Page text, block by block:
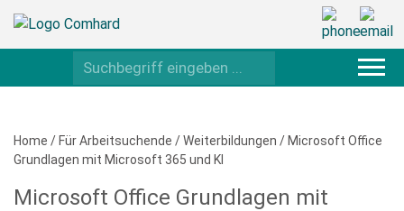
Home / Für Arbeitsuchende /Weiterbildungen / Microsoft Office
Grundlagen mit Microsoft 365 und KI
Microsoft Office Grundlagen mit